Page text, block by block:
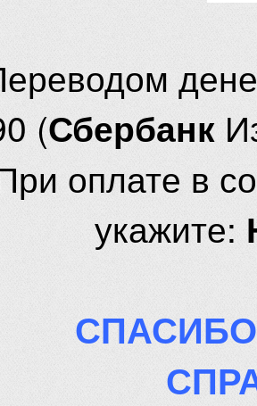
(Сбербанк
оплате в
укажите: